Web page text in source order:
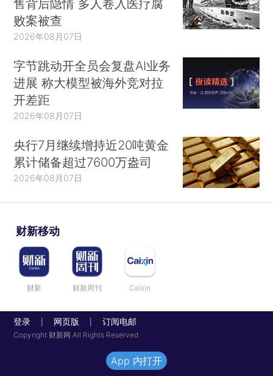
售背后隐情 多人卷入医疗腐
败案被查
2026年08月07日
字节跳动开全员会复盘AI业务
进展 称大模型被海外竞对拉
开差距
2026年08月07日
央行7月继续增持近20吨黄金
累计储备超过7600万盎司
2026年08月07日
财新移动
财新 财新周刊 Caixin
登录 网页版 订阅电邮
Copyright 财新网 All Rights Reserved
App 内打开